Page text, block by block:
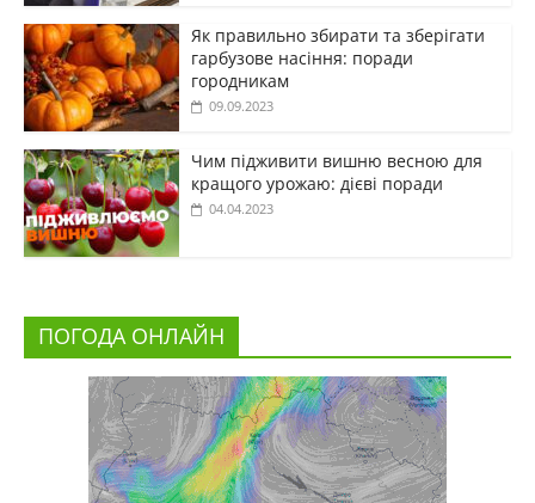
Як правильно збирати та зберігати
гарбузове насіння: поради
городникам
09.09.2023
Чим підживити вишню весною для
кращого урожаю: дієві поради
04.04.2023
ПОГОДА ОНЛАЙН